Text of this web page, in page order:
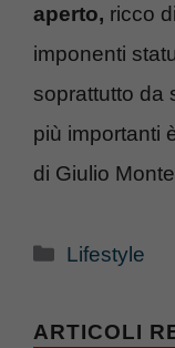
aperto, ricco
imponenti
soprattutto da
più importanti è
di Giulio
Categorie
Lifestyle
ARTICOLI